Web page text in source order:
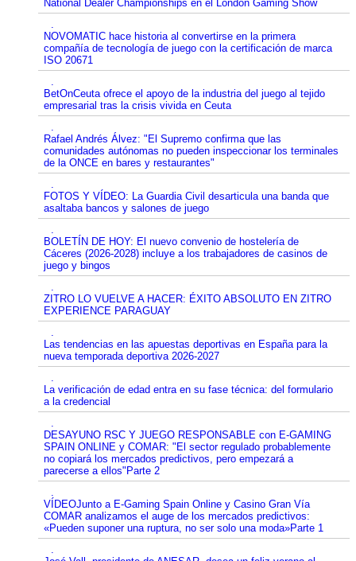
National Dealer Championships en el London Gaming Show
.
NOVOMATIC hace historia al convertirse en la primera
compañía de tecnología de juego con la certificación de marca
ISO 20671
.
BetOnCeuta ofrece el apoyo de la industria del juego al tejido
empresarial tras la crisis vivida en Ceuta
.
Rafael Andrés Álvez: "El Supremo confirma que las
comunidades autónomas no pueden inspeccionar los terminales
de la ONCE en bares y restaurantes"
.
FOTOS Y VÍDEO: La Guardia Civil desarticula una banda que
asaltaba bancos y salones de juego
.
BOLETÍN DE HOY: El nuevo convenio de hostelería de
Cáceres (2026-2028) incluye a los trabajadores de casinos de
juego y bingos
.
ZITRO LO VUELVE A HACER: ÉXITO ABSOLUTO EN ZITRO
EXPERIENCE PARAGUAY
.
Las tendencias en las apuestas deportivas en España para la
nueva temporada deportiva 2026-2027
.
La verificación de edad entra en su fase técnica: del formulario
a la credencial
.
DESAYUNO RSC Y JUEGO RESPONSABLE con E-GAMING
SPAIN ONLINE y COMAR: "El sector regulado probablemente
no copiará los mercados predictivos, pero empezará a
parecerse a ellos"Parte 2
.
VÍDEOJunto a E-Gaming Spain Online y Casino Gran Vía
COMAR analizamos el auge de los mercados predictivos:
«Pueden suponer una ruptura, no ser solo una moda»Parte 1
.